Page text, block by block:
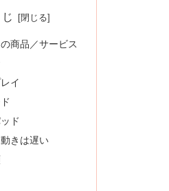
商品／サービス
イ
ド
きは遅い